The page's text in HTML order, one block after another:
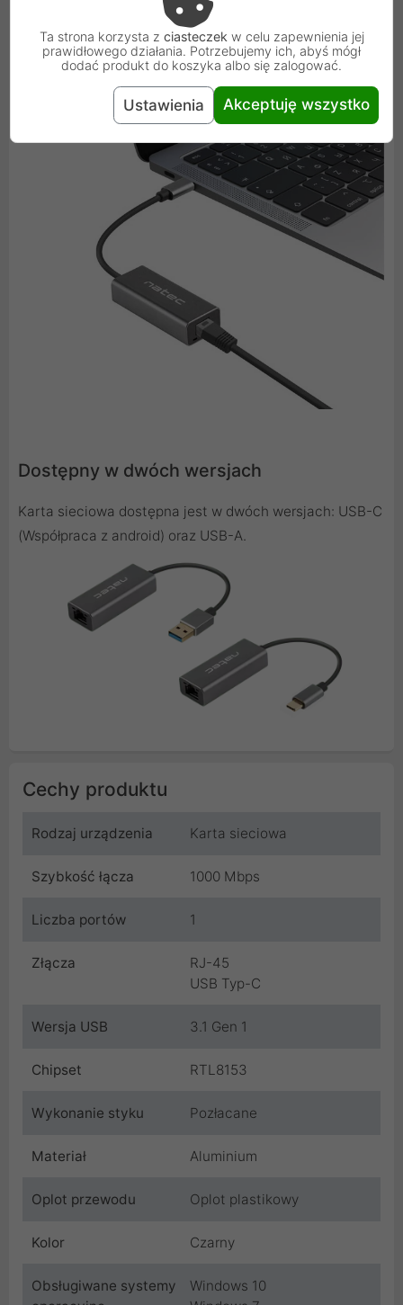
Karta Natec Cricket została wykonana z odpornego na
obicia aluminium. Dzięki smukłej i lekkiej konstrukcji bez
trudu zmieści się w każdej torbie, a jego szara
kolorystyka nadaje biznesowego wyglądu. Dodatkowo
pozłacane złącza gwarantują wysoką jakość połączenia.
Dostępny w dwóch wersjach
Karta sieciowa dostępna jest w dwóch wersjach: USB-C
(Współpraca z android) oraz USB-A.
Cechy produktu
Rodzaj urządzenia Karta sieciowa
Szybkość łącza 1000 Mbps
Liczba portów 1
Złącza
RJ-45
USB Typ-C
Wersja USB 3.1 Gen 1
Chipset RTL8153
Wykonanie styku Pozłacane
Materiał Aluminium
Oplot przewodu Oplot plastikowy
Kolor Czarny
Obsługiwane systemy
Windows 10
Ta strona korzysta z ciasteczek w celu zapewnienia jej
prawidłowego działania. Potrzebujemy ich, abyś mógł
dodać produkt do koszyka albo się zalogować.
Ustawienia Akceptuję wszystko